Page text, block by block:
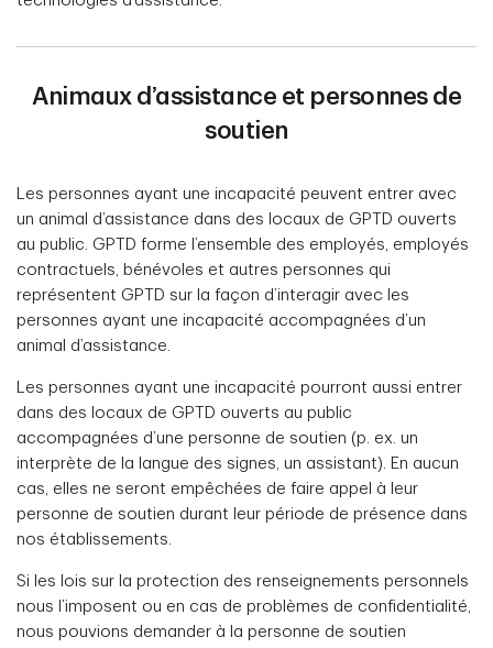
Animaux d’assistance et personnes de
soutien
Les personnes ayant une incapacité peuvent entrer avec
un animal d’assistance dans des locaux de GPTD ouverts
au public. GPTD forme l’ensemble des employés, employés
contractuels, bénévoles et autres personnes qui
représentent GPTD sur la façon d’interagir avec les
personnes ayant une incapacité accompagnées d’un
animal d’assistance.
Les personnes ayant une incapacité pourront aussi entrer
dans des locaux de GPTD ouverts au public
accompagnées d’une personne de soutien (p. ex. un
interprète de la langue des signes, un assistant). En aucun
cas, elles ne seront empêchées de faire appel à leur
personne de soutien durant leur période de présence dans
nos établissements.
Si les lois sur la protection des renseignements personnels
nous l’imposent ou en cas de problèmes de confidentialité,
nous pouvions demander à la personne de soutien